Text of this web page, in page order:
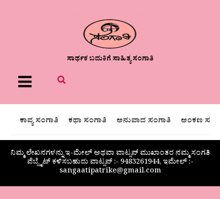
ಸಾರ್ಥಕ ಬದುಕಿಗೆ ಸಾಹಿತ್ಯ ಸಂಗಾತಿ
Menu
ಕಾವ್ಯ ಸಂಗಾತಿ ಕಥಾ ಸಂಗಾತಿ ಅನುವಾದ ಸಂಗಾತಿ ಅಂಕಣ
ನಿಮ್ಮ ಲೇಖನಗಳನ್ನು ಇ-ಮೇಲ್ ಅಥವಾ ವಾಟ್ಸಪ್ ಮುಖಾಂತರ ನಮ್ಮ ಸಂಗತಿ
ವೆಬ್ಸೈಟ್ ಕಳಿಸಬಹುದು ವಾಟ್ಸಪ್‌ :- 9483261944, ಇಮೇಲ್ :-
sangaatipatrike@gmail.com